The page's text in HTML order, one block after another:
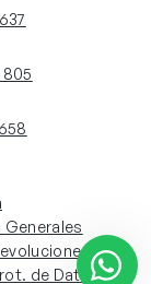
de Datos